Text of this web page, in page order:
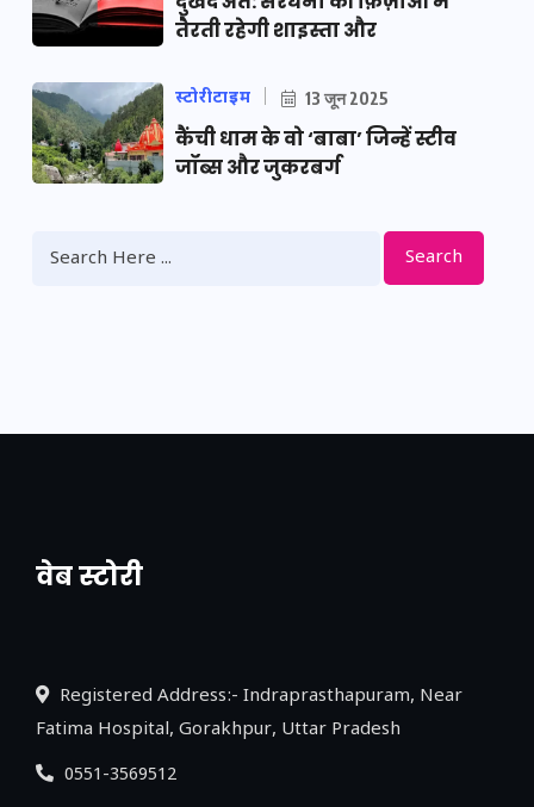
तैरती रहेगी शाइस्ता और
स्टोरीटाइम 13 जून 2025
कैंची धाम के वो ‘बाबा’ जिन्हें स्टीव
जॉब्स और जुकरबर्ग
Search
वेब स्टोरी
नया एक्सप्रेसवे: पूर्वांचल का लक, डेवलपमेंट का
Registered Address:- Indraprasthapuram, Near
Fatima Hospital, Gorakhpur, Uttar Pradesh
0551-3569512